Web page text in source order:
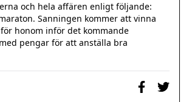
och hela affären enligt följande:
Sanningen kommer att vinna
honom inför det kommande
pengar för att anställa bra